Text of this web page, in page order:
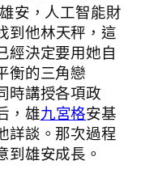
安，人工智能財
到他林天秤，這
經決定要用她自
衡的三角戀
時講授各項政
，雄九宮格安基
詳談。那次過程
到雄安成長。